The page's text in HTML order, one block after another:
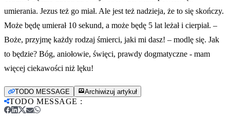
umierania. Jezus też go miał. Ale jest też nadzieja, że to się skończy.
Może będę umierał 10 sekund, a może będę 5 lat leżał i cierpiał. –
Boże, przyjmę każdy rodzaj śmierci, jaki mi dasz! – modlę się. Jak
to będzie? Bóg, aniołowie, święci, prawdy dogmatyczne - mam
więcej ciekawości niż lęku!
TODO MESSAGE Archiwizuj artykuł
TODO MESSAGE :